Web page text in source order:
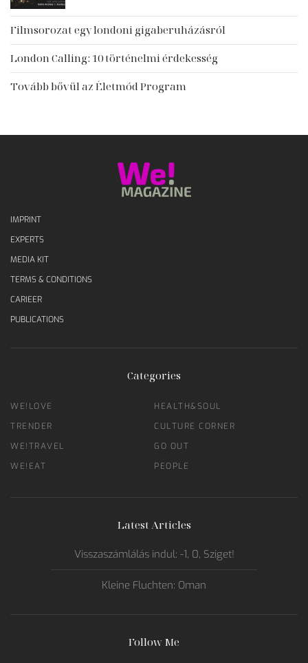
Filmsorozat egy londoni gigaberuházásról
London Calling: 10 történelmi érdekesség
Tovább bővül az Életmód Program
IMPRINT
EXPERTS
MEDIA KIT
TERMS & CONDITIONS
CARIEER
PUBLICATIONS
Categories
WE!LOVE
TRENDER
WE!TRAVEL
WE!EAT
HEALTH&SOUL
CULTURE CORNER
GO OUT
PEOPLE
Latest Articles
Visszaszámlálás indul: -1, 0, Sziget!
Kleine Fluchten: Oman
Follow Me